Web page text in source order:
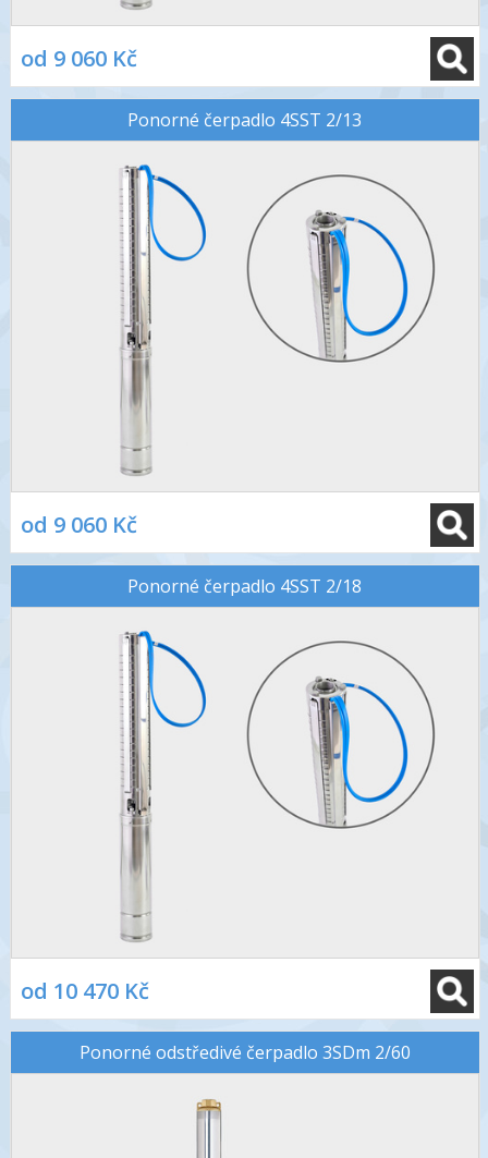
od 9 060 Kč
Ponorné čerpadlo 4SST 2/13
od 9 060 Kč
Ponorné čerpadlo 4SST 2/18
od 10 470 Kč
Ponorné odstředivé čerpadlo 3SDm 2/60